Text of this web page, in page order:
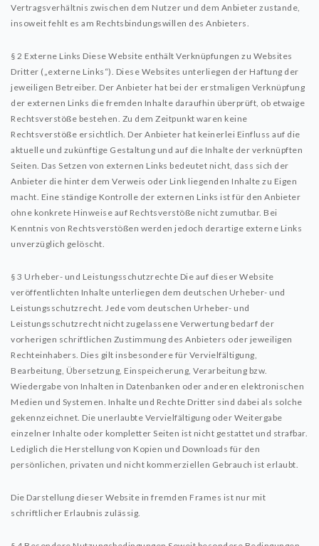
Vertragsverhältnis zwischen dem Nutzer und dem Anbieter zustande,
insoweit fehlt es am Rechtsbindungswillen des Anbieters.
§ 2 Externe Links Diese Website enthält Verknüpfungen zu Websites
Dritter („externe Links“). Diese Websites unterliegen der Haftung der
jeweiligen Betreiber. Der Anbieter hat bei der erstmaligen Verknüpfung
der externen Links die fremden Inhalte daraufhin überprüft, ob etwaige
Rechtsverstöße bestehen. Zu dem Zeitpunkt waren keine
Rechtsverstöße ersichtlich. Der Anbieter hat keinerlei Einfluss auf die
aktuelle und zukünftige Gestaltung und auf die Inhalte der verknüpften
Seiten. Das Setzen von externen Links bedeutet nicht, dass sich der
Anbieter die hinter dem Verweis oder Link liegenden Inhalte zu Eigen
macht. Eine ständige Kontrolle der externen Links ist für den Anbieter
ohne konkrete Hinweise auf Rechtsverstöße nicht zumutbar. Bei
Kenntnis von Rechtsverstößen werden jedoch derartige externe Links
unverzüglich gelöscht.
§ 3 Urheber- und Leistungsschutzrechte Die auf dieser Website
veröffentlichten Inhalte unterliegen dem deutschen Urheber- und
Leistungsschutzrecht. Jede vom deutschen Urheber- und
Leistungsschutzrecht nicht zugelassene Verwertung bedarf der
vorherigen schriftlichen Zustimmung des Anbieters oder jeweiligen
Rechteinhabers. Dies gilt insbesondere für Vervielfältigung,
Bearbeitung, Übersetzung, Einspeicherung, Verarbeitung bzw.
Wiedergabe von Inhalten in Datenbanken oder anderen elektronischen
Medien und Systemen. Inhalte und Rechte Dritter sind dabei als solche
gekennzeichnet. Die unerlaubte Vervielfältigung oder Weitergabe
einzelner Inhalte oder kompletter Seiten ist nicht gestattet und strafbar.
Lediglich die Herstellung von Kopien und Downloads für den
persönlichen, privaten und nicht kommerziellen Gebrauch ist erlaubt.
Die Darstellung dieser Website in fremden Frames ist nur mit
schriftlicher Erlaubnis zulässig.